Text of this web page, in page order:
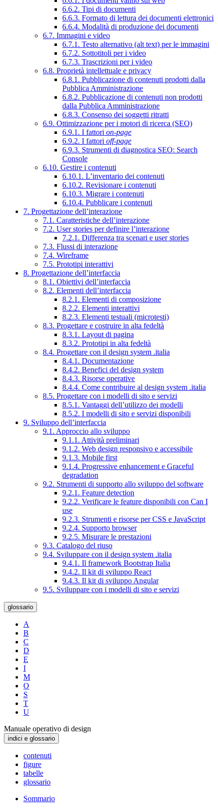
6.6.2. Tipi di documenti
6.6.3. Formato di lettura dei documenti elettronici
6.6.4. Modalità di produzione dei documenti
6.7. Immagini e video
6.7.1. Testo alternativo (alt text) per le immagini
6.7.2. Sottotitoli per i video
6.7.3. Trascrizioni per i video
6.8. Proprietà intellettuale e privacy
6.8.1. Pubblicazione di contenuti prodotti dalla
Pubblica Amministrazione
6.8.2. Pubblicazione di contenuti non prodotti
dalla Pubblica Amministrazione
6.8.3. Consenso dei soggetti ritratti
6.9. Ottimizzazione per i motori di ricerca (SEO)
6.9.1. I fattori on-page
6.9.2. I fattori off-page
6.9.3. Strumenti di diagnostica SEO: Search
Console
6.10. Gestire i contenuti
6.10.1. L’inventario dei contenuti
6.10.2. Revisionare i contenuti
6.10.3. Migrare i contenuti
6.10.4. Pubblicare i contenuti
7. Progettazione dell’interazione
7.1. Caratteristiche dell’interazione
7.2. User stories per definire l’interazione
7.2.1. Differenza tra scenari e user stories
7.3. Flussi di interazione
7.4. Wireframe
7.5. Prototipi interattivi
8. Progettazione dell’interfaccia
8.1. Obiettivi dell’interfaccia
8.2. Elementi dell’interfaccia
8.2.1. Elementi di composizione
8.2.2. Elementi interattivi
8.2.3. Elementi testuali (microtesti)
8.3. Progettare e costruire in alta fedeltà
8.3.1. Layout di pagina
8.3.2. Prototipi in alta fedeltà
8.4. Progettare con il design system .italia
8.4.1. Documentazione
8.4.2. Benefici del design system
8.4.3. Risorse operative
8.4.4. Come contribuire al design system .italia
8.5. Progettare con i modelli di sito e servizi
8.5.1. Vantaggi dell’utilizzo dei modelli
8.5.2. I modelli di sito e servizi disponibili
9. Sviluppo dell’interfaccia
9.1. Approccio allo sviluppo
9.1.1. Attività preliminari
9.1.2. Web design responsivo e accessibile
9.1.3. Mobile first
9.1.4. Progressive enhancement e Graceful
degradation
9.2. Strumenti di supporto allo sviluppo del software
9.2.1. Feature detection
9.2.2. Verificare le feature disponibili con Can I
use
9.2.3. Strumenti e risorse per CSS e JavaScript
9.2.4. Supporto browser
9.2.5. Misurare le prestazioni
9.3. Catalogo del riuso
9.4. Sviluppare con il design system .italia
9.4.1. Il framework Bootstrap Italia
9.4.2. Il kit di sviluppo React
9.4.3. Il kit di sviluppo Angular
9.5. Sviluppare con i modelli di sito e servizi
glossario
A
B
C
D
E
I
M
O
S
T
U
Manuale operativo di design
indici e glossario
contenuti
figure
tabelle
glossario
Sommario